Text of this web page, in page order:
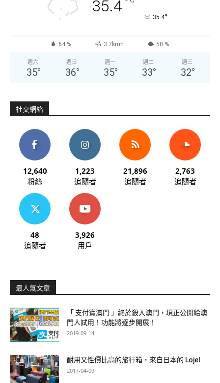
35.4
35.4°
64 % 3.7kmh 50 %
週六
35°
週日
36°
週一
35°
週二
33°
週三
32°
社交網絡
12,640
粉絲
1,223
追隨者
21,896
追隨者
2,763
追隨者
48
追隨者
3,926
用戶
最人氣文章
「 支付寶澳門 」終於殺入澳門，現正公開給澳
門人試用！功能將逐步開展！
2019-09-14
耐用又性價比高的旅行箱，來自日本的 Lojel
2017-04-09